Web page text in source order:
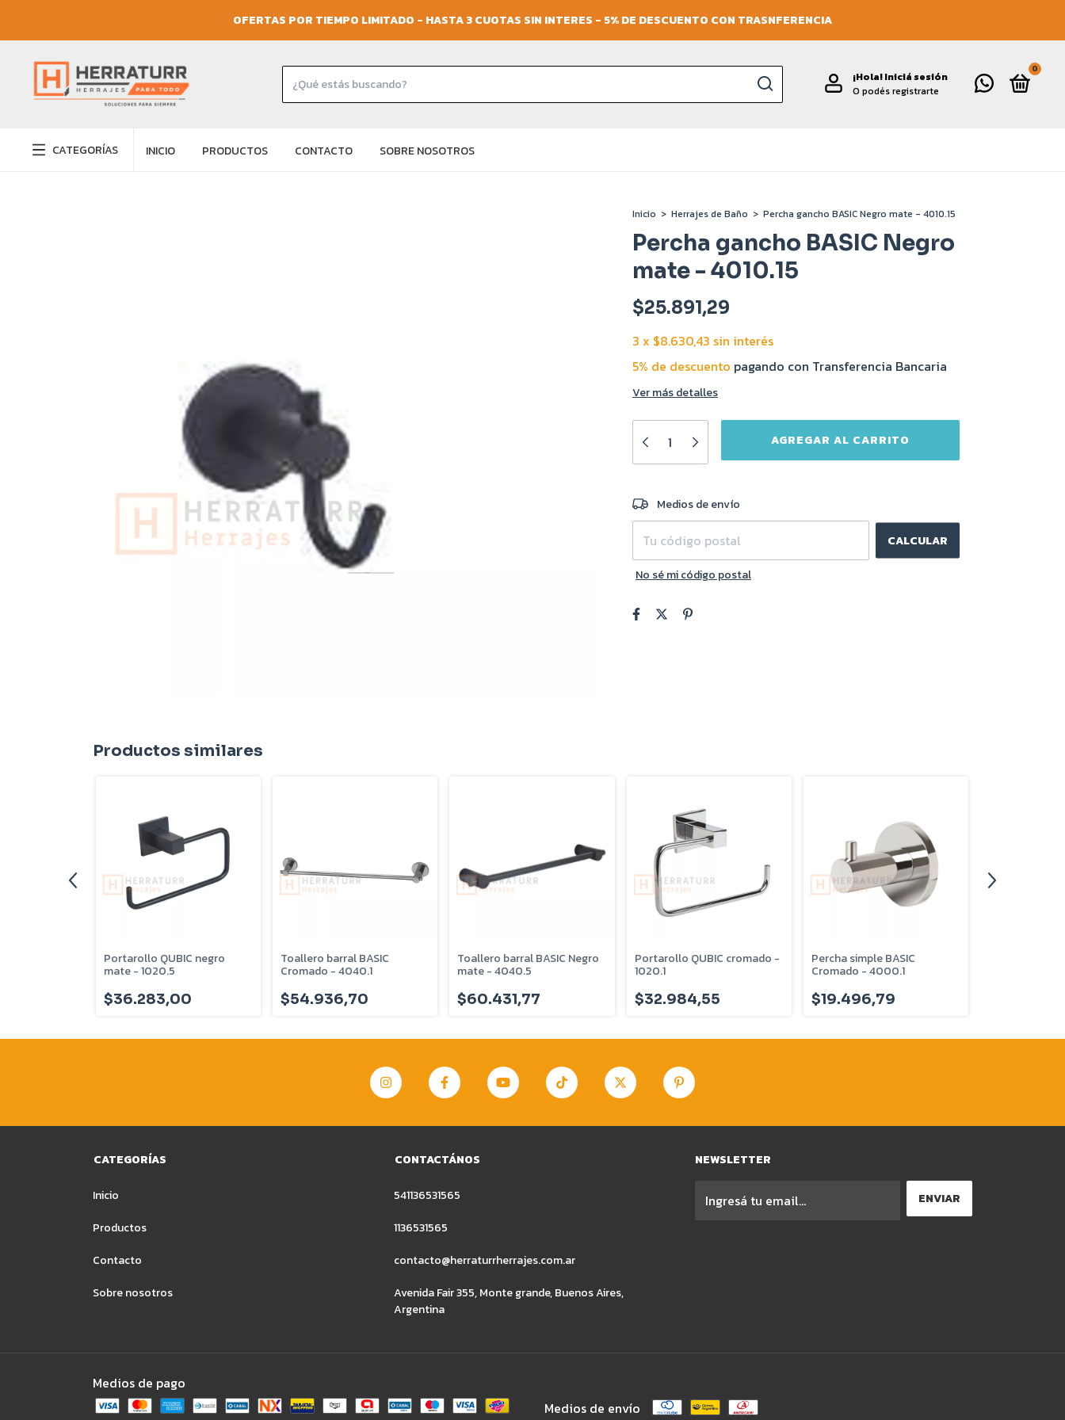
OFERTAS POR TIEMPO LIMITADO - HASTA 3 CUOTAS SIN INTERES - 5% DE DESCUENTO CON TRASNFERENCIA
¡Hola!Iniciá sesión
O podés registrarte
0
CATEGORÍAS INICIO PRODUCTOS CONTACTO SOBRE NOSOTROS
Inicio > Herrajes de Baño > Percha gancho BASIC Negro mate - 4010.15
Percha gancho BASIC Negro
mate - 4010.15
$25.891,29
3 x $8.630,43 sin interés
5% de descuento pagando con Transferencia Bancaria
Ver más detalles
Entregas para el CP:
Medios de envío
CALCULAR
No sé mi código postal
Productos similares
Portarollo QUBIC negro
mate - 1020.5
$36.283,00
Toallero barral BASIC
Cromado - 4040.1
$54.936,70
Toallero barral BASIC Negro
mate - 4040.5
$60.431,77
Portarollo QUBIC cromado -
1020.1
$32.984,55
Percha simple BASIC
Cromado - 4000.1
$19.496,79
CATEGORÍAS
Inicio
Productos
Contacto
Sobre nosotros
CONTACTÁNOS
541136531565
1136531565
contacto@herraturrherrajes.com.ar
Avenida Fair 355, Monte grande, Buenos Aires,
Argentina
NEWSLETTER
Medios de pago
Medios de envío